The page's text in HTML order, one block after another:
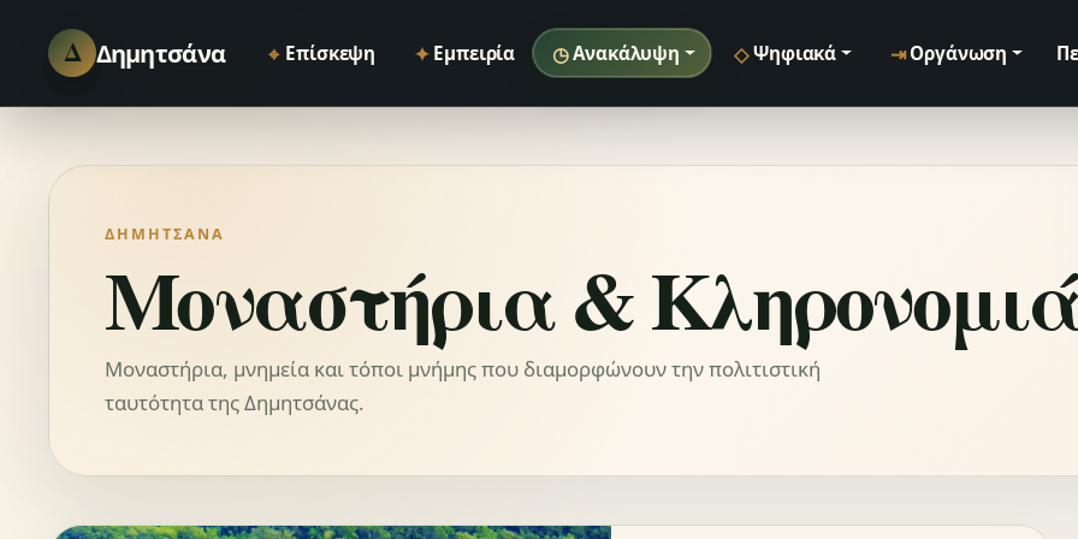
Δ Δημητσάνα ⌖ Επίσκεψη ✦ Εμπειρία ◷Ανακάλυψη ◇ Ψηφιακά ⇥ Οργάνωση
ΔΗΜΗΤΣΆΝΑ
Μοναστήρια &
Μοναστήρια, μνημεία και τόποι μνήμης που διαμορφώνουν την πολιτιστική
ταυτότητα της Δημητσάνας.